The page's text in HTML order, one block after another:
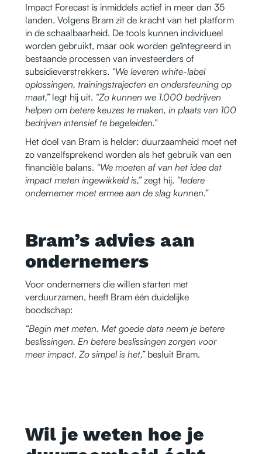
Impact Forecast is inmiddels actief in meer dan 35
landen. Volgens Bram zit de kracht van het platform
in de schaalbaarheid. De tools kunnen individueel
worden gebruikt, maar ook worden geïntegreerd in
bestaande processen van investeerders of
subsidieverstrekkers. “We leveren white-label
oplossingen, trainingstrajecten en ondersteuning op
maat,”legt hij uit. “Zo kunnen we 1.000 bedrijven
helpen om betere keuzes te maken, in plaats van 100
bedrijven intensief te begeleiden.”
Het doel van Bram is helder: duurzaamheid moet net
zo vanzelfsprekend worden als het gebruik van een
financiële balans. “We moeten af van het idee dat
impact meten ingewikkeld is,”zegt hij. “Iedere
ondernemer moet ermee aan de slag kunnen.”
Bram’s advies aan
ondernemers
Voor ondernemers die willen starten met
verduurzamen, heeft Bram één duidelijke
boodschap:
“Begin met meten. Met goede data neem je betere
beslissingen. En betere beslissingen zorgen voor
meer impact. Zo simpel is het,” besluit Bram.
Wil je weten hoe je